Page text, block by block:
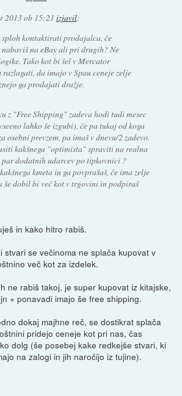
2013 ob 15:21 izjavil:
sploh kontaktirati prodajalca, če
nabaviš na eBay ali pri drugih? Ne
Tako kot bi šel v Mercator
da imajo v Spau ceneje zelje
ga prodajati dražje.
z "Free Shipping" zadeva hodi tudi mesec
lahko še izgubi), če pa tukaj od koga
osebni prevzem, pa imaš v dnevu/2 zadevo.
kakšnega "optimista" spraviti na realna
dodatnih udarcev po tipkovnici ?
kmeta in ga povprašaš, če ima zelje
še dobil bi več kot v trgovini in podpiraš
in kako hitro rabiš.
stvari se večinoma ne splača kupovat v
več kot za izdelek.
ne rabiš takoj, je super kupovat iz kitajske,
+ ponavadi imajo še free shipping.
dokaj majhne reč, se dostikrat splača
pridejo ceneje kot pri nas, čas
dolg (še posebej kake redkejše stvari, ki
na zalogi in jih naročijo iz tujine).